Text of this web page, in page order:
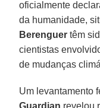
oficialmente
da humanidade,
Berenguer têm
cientistas
de mudanças
Um levantamento
Guardian revelou